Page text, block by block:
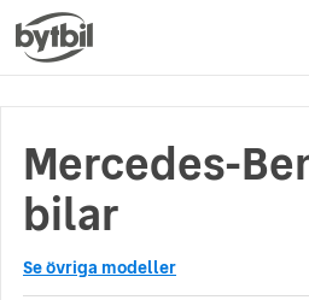
Mercedes-
bilar
Se övriga modeller